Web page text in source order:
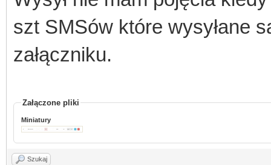
szt SMSów które wysyłane
załączniku.
Załączone pliki
Miniatury
Szukaj